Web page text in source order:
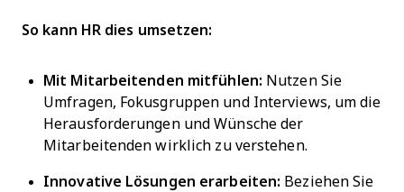
So kann HR dies umsetzen:
Mit Mitarbeitenden mitfühlen: Nutzen Sie
Umfragen, Fokusgruppen und Interviews, um die
Herausforderungen und Wünsche der
Mitarbeitenden wirklich zu verstehen.
Innovative Lösungen erarbeiten: Beziehen Sie